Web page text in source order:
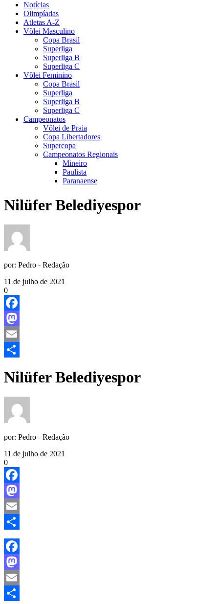
Notícias
Olimpíadas
Atletas A-Z
Vôlei Masculino
Copa Brasil
Superliga
Superliga B
Superliga C
Vôlei Feminino
Copa Brasil
Superliga
Superliga B
Superliga C
Campeonatos
Vôlei de Praia
Copa Libertadores
Supercopa
Campeonatos Regionais
Mineiro
Paulista
Paranaense
Nilüfer Belediyespor
por: Pedro - Redação
11 de julho de 2021
0
Facebook
Mastodon
Email
Nilüfer Belediyespor
por: Pedro - Redação
11 de julho de 2021
0
Facebook
Mastodon
Email
Share
Facebook
Mastodon
Email